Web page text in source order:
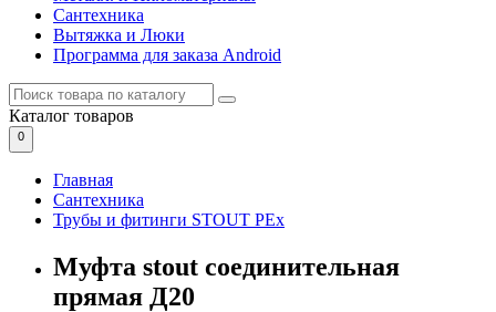
Сантехника
Вытяжка и Люки
Программа для заказа Android
Каталог товаров
0
Главная
Сантехника
Трубы и фитинги STOUT PEx
Муфта stout соединительная
прямая Д20